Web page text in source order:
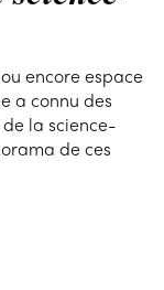
encore espace
a connu des
la science-
de ces